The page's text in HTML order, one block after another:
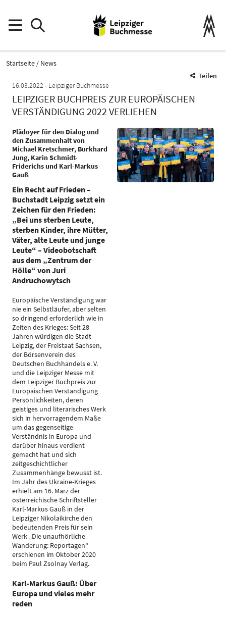
Startseite
News
Teilen
16.03.2022
Leipziger Buchmesse
LEIPZIGER BUCHPREIS ZUR EUROPÄISCHEN
VERSTÄNDIGUNG 2022 VERLIEHEN
Plädoyer für den Dialog und
den Zusammenhalt von
Michael Kretschmer, Burkhard
Jung, Karin Schmidt-
Friderichs und Karl-Markus
Gauß
Ein Recht auf Frieden –
Buchstadt Leipzig setzt ein
Zeichen für den Frieden:
„Bei uns sterben Leute,
sterben Kinder, ihre Mütter,
Väter, alte Leute und junge
Leute“ – Videobotschaft
aus dem „Zentrum der
Hölle“ von Juri
Andruchowytsch
Europäische Verständigung war
nie ein Selbstläufer, aber selten
so dringend erforderlich wie in
Zeiten des Krieges: Seit 28
Jahren würdigen die Stadt
Leipzig, der Freistaat Sachsen,
der Börsenverein des
Deutschen Buchhandels e. V.
und die Leipziger Messe mit
dem Leipziger Buchpreis zur
Europäischen Verständigung
Persönlichkeiten, deren
geistiges und literarisches Werk
sich in hervorragendem Maße
um das gegenseitige
Verständnis in Europa und
darüber hinaus verdient
gemacht hat und sich
zeitgeschichtlicher
Zusammenhänge bewusst ist.
Im Jahr des Ukraine-Krieges
erhielt am 16. März der
österreichische Schriftsteller
Karl-Markus Gauß in der
Leipziger Nikolaikirche den
bedeutenden Preis für sein
Werk „Die unaufhörliche
Wanderung: Reportagen“
erschienen im Oktober 2020
beim Paul Zsolnay Verlag.
Karl-Markus Gauß: Über
Europa und vieles mehr
reden